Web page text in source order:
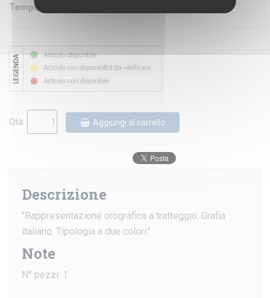
Tempo di spedizione:
Qtà: Aggiungi al carrello
Descrizione
"Rappresentazione orografica a tratteggio. Grafia
italiano. Tipologia a due colori."
Note
N° pezzi: 1